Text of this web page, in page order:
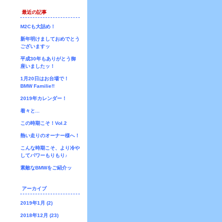
最近の記事
M2Cも大詰め！
新年明けましておめでとう
ございますッ
平成30年もありがとう御
座いましたッ！
1月20日はお台場で！
BMW Familie!!
2019年カレンダー！
着々と...
この時期こそ！Vol.2
熱い走りのオーナー様へ！
こんな時期こそ、より冷や
してパワーもりもり♪
素敵なBMWをご紹介ッ
アーカイブ
2019年1月 (2)
2018年12月 (23)